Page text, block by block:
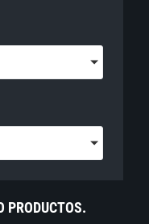
PRODUCTOS.